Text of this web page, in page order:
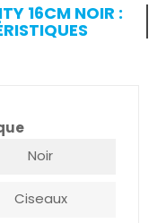
16CM NOIR :
Noir
Ciseaux